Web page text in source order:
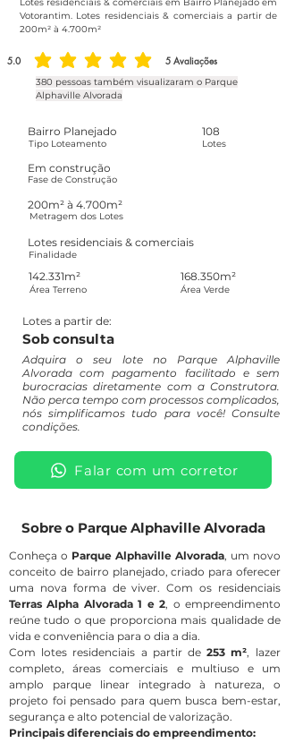
Votorantim. Lotes residenciais & comerciais a partir de
200m² à 4.700m²
5.0 5 Avaliações
classificação média é 5 de 5, com base em 5 votos, Avaliações
380 pessoas também visualizaram o Parque
Alphaville Alvorada
Bairro Planejado
Tipo Loteamento
108
Lotes
Em construção
Fase de Construção
200m² à 4.700m²
Metragem dos Lotes
Lotes residenciais & comerciais
Finalidade
142.331m²
Área Terreno
168.350m²
Área Verde
Lotes a partir de:
Sob consulta
Adquira o seu lote no Parque Alphaville
Alvorada com pagamento facilitado e sem
burocracias diretamente com a Construtora.
Não perca tempo com processos complicados,
nós simplificamos tudo para você! Consulte
condições.
Falar com um corretor
Sobre o Parque Alphaville Alvorada
Conheça o Parque Alphaville Alvorada, um novo
conceito de bairro planejado, criado para oferecer
uma nova forma de viver. Com os residenciais
Terras Alpha Alvorada 1 e 2, o empreendimento
reúne tudo o que proporciona mais qualidade de
vida e conveniência para o dia a dia.
Com lotes residenciais a partir de 253 m², lazer
completo, áreas comerciais e multiuso e um
amplo parque linear integrado à natureza, o
projeto foi pensado para quem busca bem-estar,
segurança e alto potencial de valorização.
Principais diferenciais do empreendimento: